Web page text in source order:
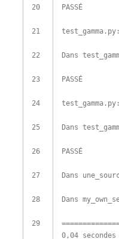
20
21
22
23
24
25
26
27
28
29
PASSÉ
test_gamma . py :
Dans
PASSÉ
test_gamma . py :
Dans
PASSÉ
Dans
Dans
============
0,04 secondes